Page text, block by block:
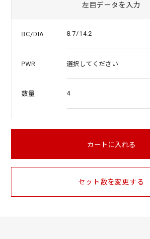
左目データを入力
BC/DIA 8.7/14.2
PWR
数量 4
カートに入れる
セット数を変更する